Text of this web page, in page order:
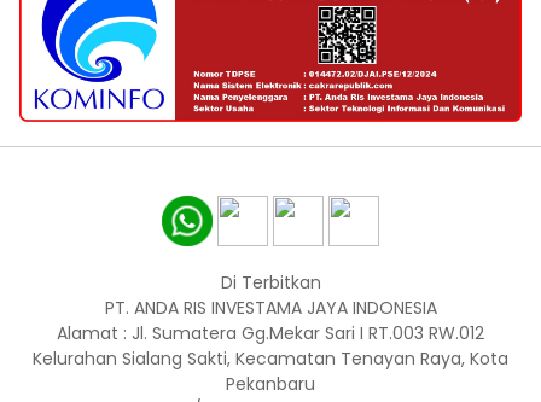
Di Terbitkan
PT. ANDA RIS INVESTAMA JAYA INDONESIA
Alamat : Jl. Sumatera Gg.Mekar Sari I RT.003 RW.012
Kelurahan Sialang Sakti, Kecamatan Tenayan Raya, Kota
Pekanbaru